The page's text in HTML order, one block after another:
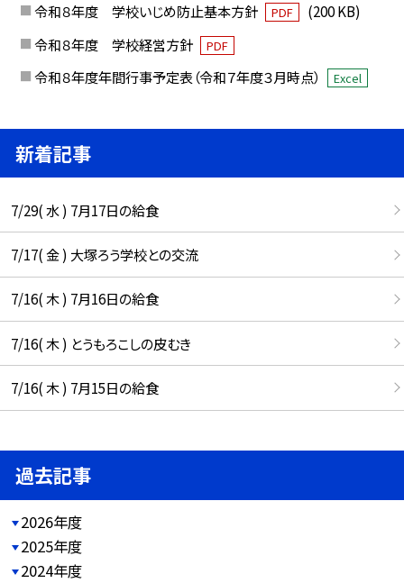
令和８年度 学校いじめ防止基本方針 PDF
(200 KB)
令和８年度 学校経営方針
PDF
令和８年度年間行事予定表（令和７年度３月時点） Excel
新着記事
7/29( 水 ) 7月17日の給食
7/17( 金 ) 大塚ろう学校との交流
7/16( 木 ) 7月16日の給食
7/16( 木 ) とうもろこしの皮むき
7/16( 木 ) 7月15日の給食
過去記事
2026年度
2025年度
2024年度